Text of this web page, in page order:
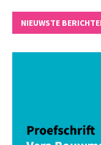
NIEUWSTE